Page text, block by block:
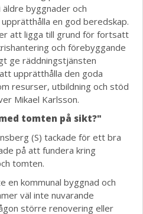
byggnader och
en god beredskap.
att ligga till grund för fortsatt
och förebyggande
ge räddningstjänsten
upprätthålla den goda
resurser, utbildning och stöd
Mikael Karlsson.
tomten på sikt?"
(S) tackade för ett bra
på att fundera kring
tomten.
en kommunal byggnad och
väl inte nuvarande
större renovering eller